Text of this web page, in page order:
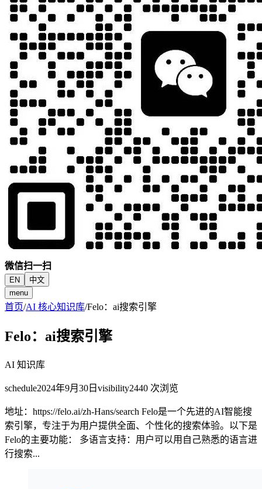
微信扫一扫
EN
中文
menu
首页/AI 核心知识库/Felo：ai搜索引擎
Felo：ai搜索引擎
AI 知识库
schedule2024年9月30日 visibility2440 次浏览
地址：https://felo.ai/zh-Hans/search Felo是一个先进的AI智能搜
索引擎，专注于为用户提供全面、个性化的搜索体验。以下是
Felo的主要功能： 多语言支持：用户可以用自己熟悉的语言进
行搜索...